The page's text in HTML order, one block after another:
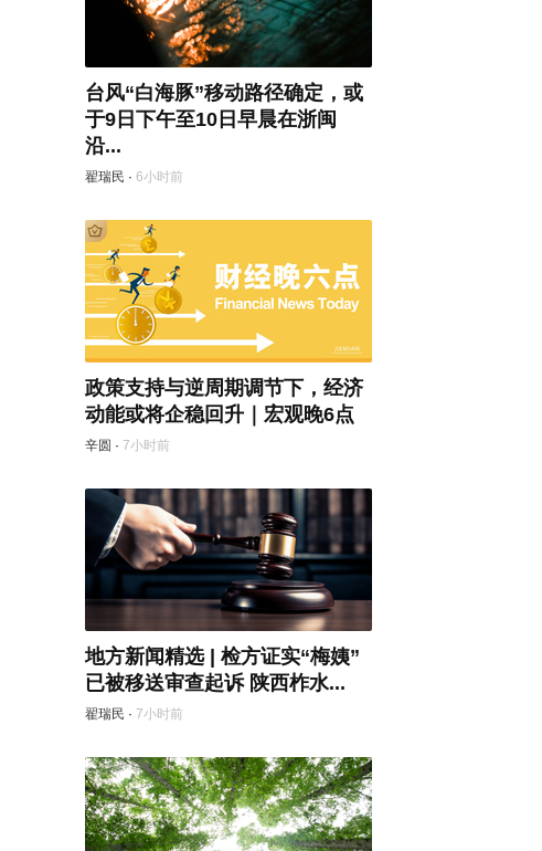
台风“白海豚”移动路径确定，或
于9日下午至10日早晨在浙闽
沿...
翟瑞民 · 6小时前
政策支持与逆周期调节下，经济
动能或将企稳回升｜宏观晚6点
辛圆 · 7小时前
地方新闻精选 | 检方证实“梅姨”
已被移送审查起诉 陕西柞水...
翟瑞民 · 7小时前